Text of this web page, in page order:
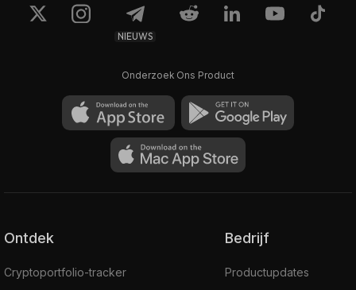
NIEUWS
Onderzoek Ons Product
Ontdek
Cryptoportfolio-tracker
Bedrijf
Productupdates